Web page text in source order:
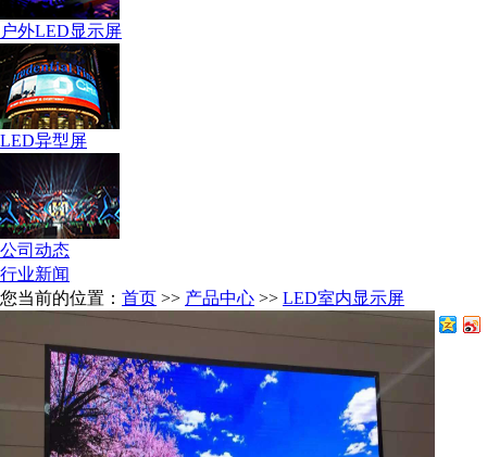
户外LED显示屏
LED异型屏
公司动态
行业新闻
您当前的位置： 首页 >> 产品中心 >> LED室内显示屏